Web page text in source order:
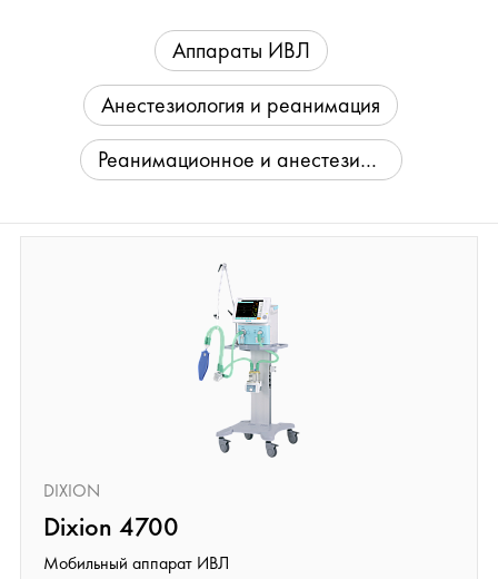
Аппараты ИВЛ
Анестезиология и реанимация
Реанимационное и анестезиологическое оборудование
DIXION
Dixion 4700
Мобильный аппарат ИВЛ